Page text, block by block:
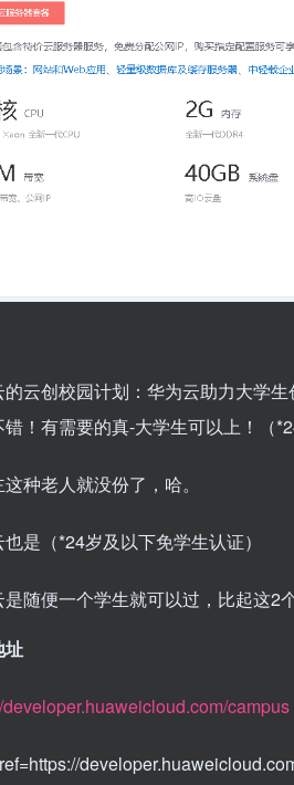
的云创校园计划：华为云助力大学
！有需要的真-大学生可以上！（
种老人就没份了，哈。
是（*24岁及以下免学生认证）
是随便一个学生就可以过，比起这2
址
developer.huaweicloud.com/campus